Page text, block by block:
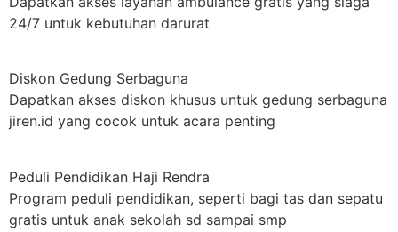
24/7 untuk kebutuhan darurat
Diskon Gedung Serbaguna
Dapatkan akses diskon khusus untuk gedung serbaguna
jiren.id yang cocok untuk acara penting
Peduli Pendidikan Haji Rendra
Program peduli pendidikan, seperti bagi tas dan sepatu
gratis untuk anak sekolah sd sampai smp